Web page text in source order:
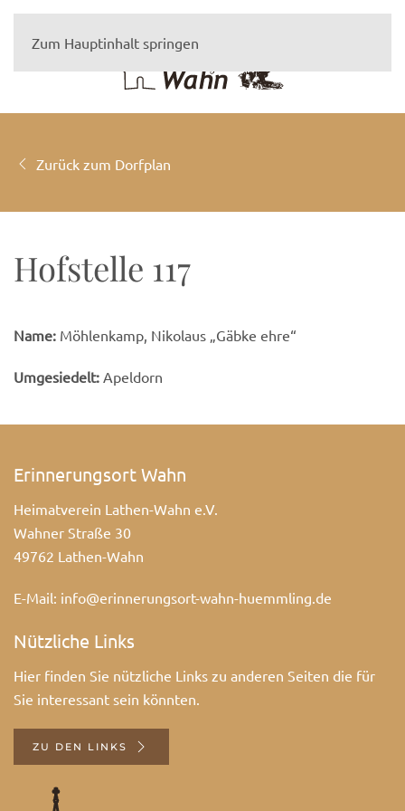
Zum Hauptinhalt springen
Zurück zum Dorfplan
Hofstelle 117
Name: Möhlenkamp, Nikolaus „Gäbke ehre“
Umgesiedelt: Apeldorn
Erinnerungsort Wahn
Heimatverein Lathen-Wahn e.V.
Wahner Straße 30
49762 Lathen-Wahn
E-Mail: info@erinnerungsort-wahn-huemmling.de
Nützliche Links
Hier finden Sie nützliche Links zu anderen Seiten die für
Sie interessant sein könnten.
ZU DEN LINKS